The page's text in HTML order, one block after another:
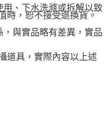
用、下水洗滌或拆解以致
時，恕不接受退換貨。
，與實品略有差異，實品
道具，實際內容以上述